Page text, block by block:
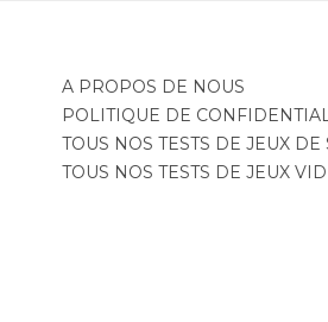
A PROPOS DE NOUS
POLITIQUE DE
TOUS NOS TESTS DE JEUX DE
TOUS NOS TESTS DE JEUX